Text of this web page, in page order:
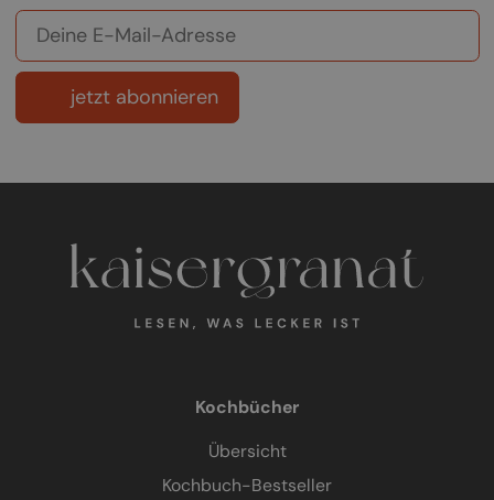
jetzt abonnieren
Kochbücher
Übersicht
Kochbuch-Bestseller